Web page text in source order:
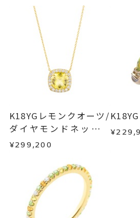
K18YGレモンクオーツ/
ダイヤモンドネックレ
ス
¥299,200